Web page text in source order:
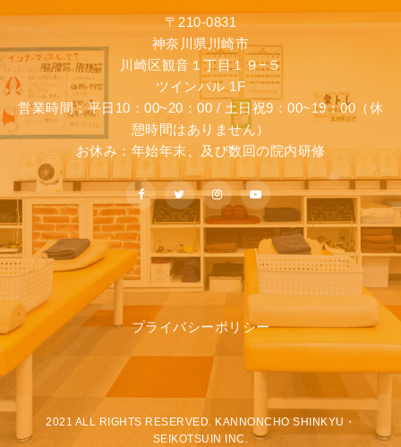
〒210-0831
神奈川県川崎市
川崎区観音１丁目１９−５
ツインパル 1F
営業時間：平日10：00~20：00 / 土日祝9：00~19：00（休
憩時間はありません）
お休み：年始年末、及び数回の院内研修
プライバシーポリシー
2021 ALL RIGHTS RESERVED. KANNONCHO SHINKYU・
SEIKOTSUIN INC.